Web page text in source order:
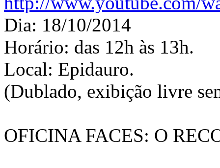
Dia: 18/10/2014
Horário: das 12h às 13h.
Local: Epidauro.
(Dublado, exibição livre
OFICINA FACES: O